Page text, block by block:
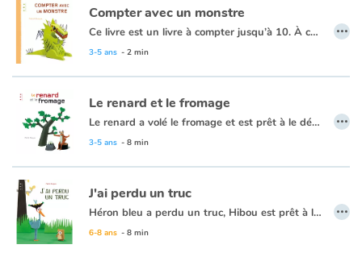
Nos listes de lecture
Les plus lus
Coups de coeur
Compter avec un monstre
Ce livre est un livre à compter jusqu’à 10. À chaque nombre est associé un même nombre d’éléments sur le monstre (griffes, ailes, dents...). Il se transforme en monstre de plus en plus « horrible » à mesure que le livre progresse.
3-5 ans - 2 min
…
Le renard et le fromage
Le renard a volé le fromage et est prêt à le déguster. Mais des mouches, un monstre, un aigle, un taureau ou encore des fourmis viennent contrarier son repas...
3-5 ans - 8 min
…
J'ai perdu un truc
Héron bleu a perdu un truc, Hibou est prêt à l’aider à le retrouver. Cependant Héron bleu n’est pas très clair pour lui décrire le fameux truc. Les voilà partis dans la forêt à la rencontre de personnages divers et variés, tous sortis d’histoires, contes ou fables dont le lecteur se régalera de les reconnaître ou pas. Car certains sont bizarres, un peu comme le truc à retrouver.
6-8 ans - 8 min
…